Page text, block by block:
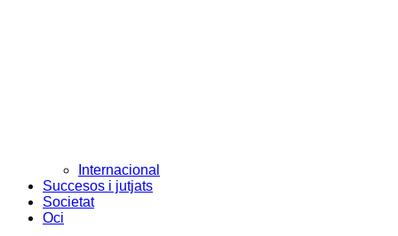
Internacional
Succesos i jutjats
Societat
Oci